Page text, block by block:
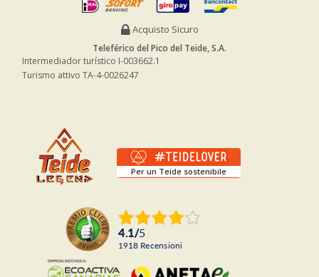
Acquisto Sicuro
Teleférico del Pico del Teide, S.A.
Intermediador turístico I-003662.1
Turismo attivo TA-4-0026247
Per un Teide sostenibile
4.1/5
1918 recensioni